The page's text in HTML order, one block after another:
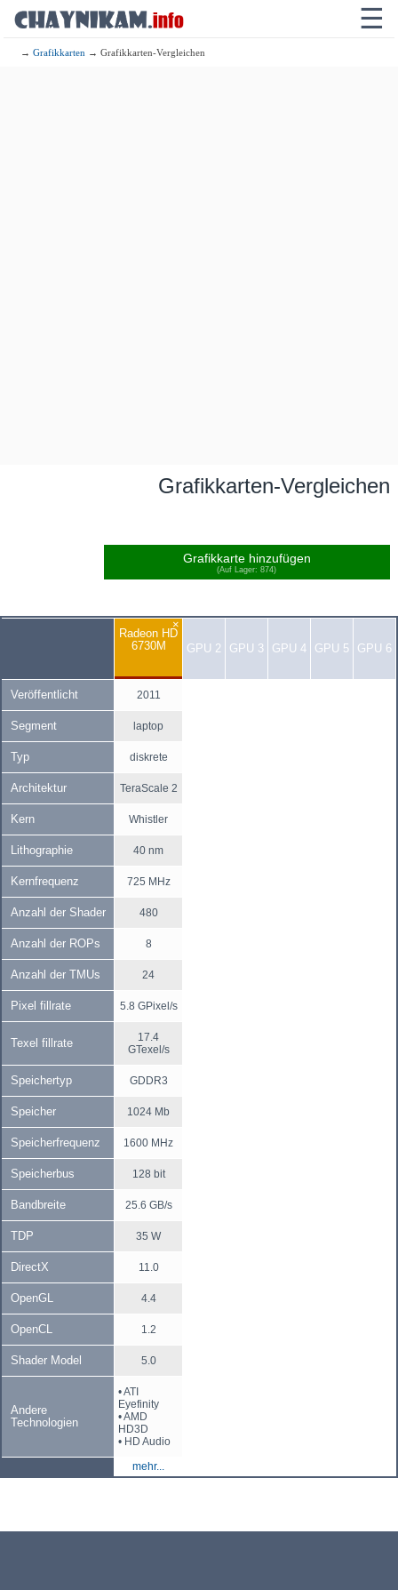
☰
→Grafikkarten → Grafikkarten-Vergleichen
Grafikkarten-Vergleichen
Grafikkarte hinzufügen
(Auf Lager: 874)
×
Radeon HD
6730M
GPU 2 GPU 3 GPU 4 GPU 5 GPU 6
Veröffentlicht 2011
Segment laptop
Typ diskrete
Architektur TeraScale 2
Kern Whistler
Lithographie 40 nm
Kernfrequenz 725 MHz
Anzahl der Shader 480
Anzahl der ROPs 8
Anzahl der TMUs 24
Pixel fillrate 5.8 GPixel/s
Texel fillrate
17.4
GTexel/s
Speichertyp GDDR3
Speicher 1024 Mb
Speicherfrequenz 1600 MHz
Speicherbus 128 bit
Bandbreite 25.6 GB/s
TDP 35 W
DirectX 11.0
OpenGL 4.4
OpenCL 1.2
Shader Model 5.0
Andere
Technologien
• ATI
Eyefinity
• AMD
HD3D
• HD Audio
mehr...